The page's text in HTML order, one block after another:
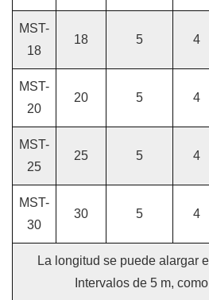
MST-
18
18 5 4
MST-
20
20 5 4
MST-
25
25 5 4
MST-
30
30 5 4
La longitud se puede alargar
Intervalos de 5 m,